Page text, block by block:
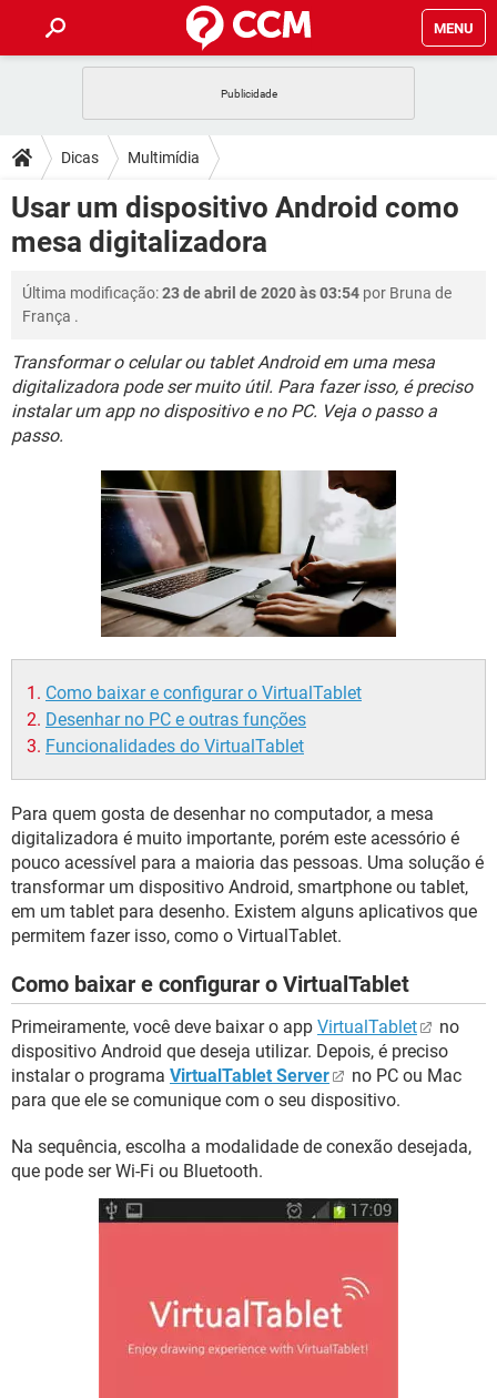
MENU
CELULAR
OUTLOOK EXCEL
INSTAGRAM GMAIL
DICAS
JOGOS
CELULAR FACEBOOK
INSTAGRAM GMAIL
DOWNLOADS
JOGOS WHATSAPP
OUTLOOK
INSTAGRAM GMAIL
GUIA DE COMPRAS
FÓRUM
JOGOS WHATSAPP
OUTLOOK EXCEL
INSTAGRAM GMAIL
GUIA DE COMPRAS
GLOSSÁRIO
JOGOS WHATSAPP
CELULAR FACEBOOK
OUTLOOK
GUIA DE COMPRAS
Dicas Multimídia
Usar um dispositivo Android como
mesa digitalizadora
Última modificação:23 de abril de 2020 às 03:54 por Bruna de
França .
Transformar o celular ou tablet Android em uma mesa
digitalizadora pode ser muito útil. Para fazer isso, é preciso
instalar um app no dispositivo e no PC. Veja o passo a
passo.
Como baixar e configurar o VirtualTablet
Desenhar no PC e outras funções
Funcionalidades do VirtualTablet
Para quem gosta de desenhar no computador, a mesa
digitalizadora é muito importante, porém este acessório é
pouco acessível para a maioria das pessoas. Uma solução é
transformar um dispositivo Android, smartphone ou tablet,
em um tablet para desenho. Existem alguns aplicativos que
permitem fazer isso, como o VirtualTablet.
Como baixar e configurar o VirtualTablet
Primeiramente, você deve baixar o app VirtualTablet
no
dispositivo Android que deseja utilizar. Depois, é preciso
instalar o programa VirtualTablet Server
no PC ou Mac
para que ele se comunique com o seu dispositivo.
Na sequência, escolha a modalidade de conexão desejada,
que pode ser Wi-Fi ou Bluetooth.